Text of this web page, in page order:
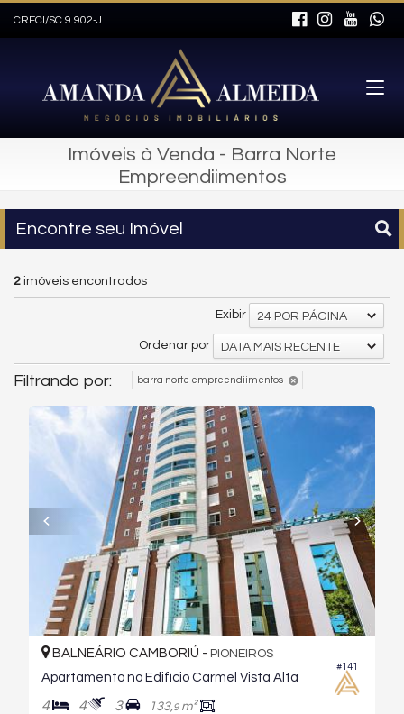
CRECI/SC 9.902-J
Imóveis à Venda - Barra Norte
Empreendiimentos
Encontre seu Imóvel
2 imóveis encontrados
Exibir 24 POR PÁGINA
Ordenar por DATA MAIS RECENTE
Filtrando por: barra norte empreendiimentos
#141
BALNEÁRIO CAMBORIÚ - PIONEIROS
Apartamento no Edifício Carmel Vista Alta
4 4 3 133,9m²